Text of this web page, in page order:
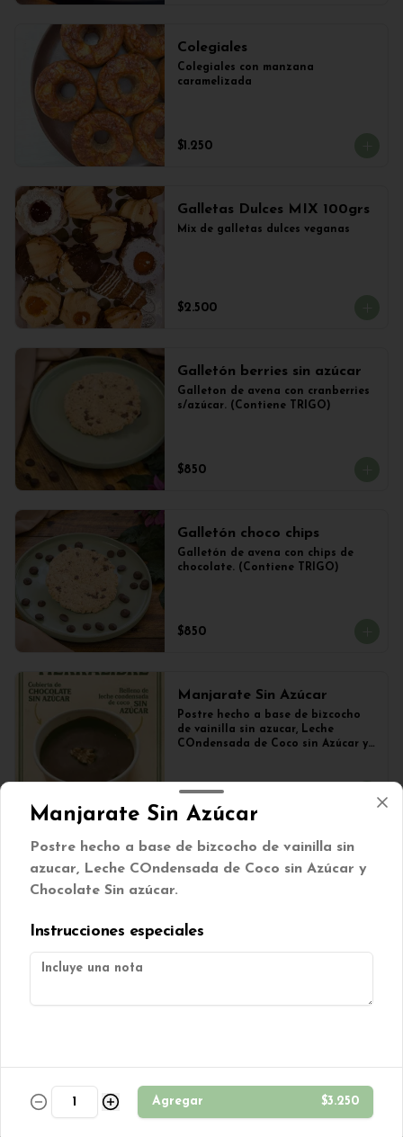
Colegiales
Colegiales con manzana
caramelizada
$1.250
Galletas Dulces MIX 100grs
Mix de galletas dulces veganas
$2.500
Galletón berries sin azúcar
Galleton de avena con cranberries
s/azúcar. (Contiene TRIGO)
$850
Galletón choco chips
Galletón de avena con chips de
chocolate. (Contiene TRIGO)
$850
Manjarate Sin Azúcar
Postre hecho a base de bizcocho
de vainilla sin azucar, Leche
COndensada de Coco sin Azúcar y
$3.250
$850
$850
Manjarate Sin Azúcar
Postre hecho a base de bizcocho de vainilla sin
azucar, Leche COndensada de Coco sin Azúcar y
Chocolate Sin azúcar.
Instrucciones especiales
Agregar $3.250